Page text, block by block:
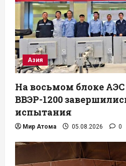
Азия
На восьмом блоке АЭС
ВВЭР-1200
испытания
Мир Атома 05.08.2026 0